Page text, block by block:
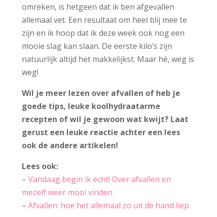
omreken, is hetgeen dat ik ben afgevallen
allemaal vet. Een resultaat om heel blij mee te
zijn en ik hoop dat ik deze week ook nog een
mooie slag kan slaan. De eerste kilo’s zijn
natuurlijk altijd het makkelijkst. Maar hé, weg is
weg!
Wil je meer lezen over afvallen of heb je
goede tips, leuke koolhydraatarme
recepten of wil je gewoon wat kwijt? Laat
gerust een leuke reactie achter een lees
ook de andere artikelen!
Lees ook:
– Vandaag begin ik echt! Over afvallen en
mezelf weer mooi vinden
– Afvallen: hoe het allemaal zo uit de hand liep